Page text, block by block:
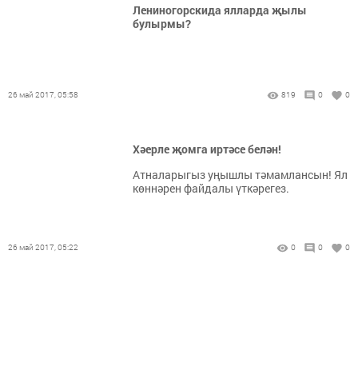
Лениногорскида ялларда җылы
булырмы?
26 май 2017, 05:58 819 0 0
Хәерле җомга иртәсе белән!
Атналарыгыз уңышлы тәмамлансын! Ял
көннәрен файдалы үткәрегез.
26 май 2017, 05:22 0 0 0